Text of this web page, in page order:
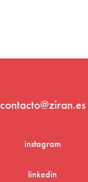
contacto@ziran.es
instagram
linkedin